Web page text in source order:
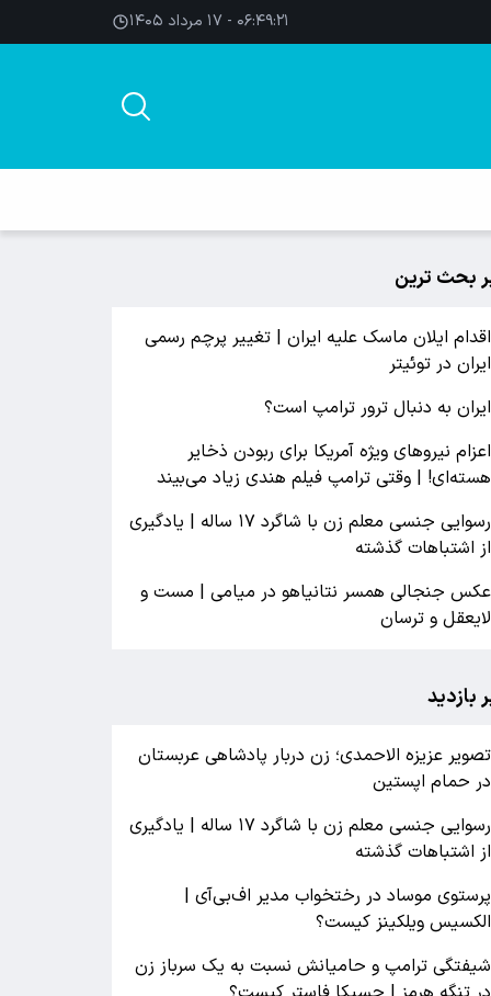
۰۶:۴۹:۲۲ - ۱۷ مرداد ۱۴۰۵
بحث ترین
اقدام ایلان ماسک علیه ایران | تغییر پرچم رسمی
ایران در توئیتر
ایران به دنبال ترور ترامپ است؟
اعزام نیروهای ویژه آمریکا برای ربودن ذخایر
هسته‌ای! | وقتی ترامپ فیلم هندی زیاد می‌بیند
رسوایی جنسی معلم زن با شاگرد ۱۷ ساله | یادگیری
از اشتباهات گذشته
عکس جنجالی همسر نتانیاهو در میامی | مست و
لایعقل و ترسان
بازدید
تصویر عزیزه الاحمدی؛ زن دربار پادشاهی عربستان
در حمام اپستین
رسوایی جنسی معلم زن با شاگرد ۱۷ ساله | یادگیری
از اشتباهات گذشته
پرستوی موساد در رختخواب مدیر اف‌بی‌آی |
الکسیس ویلکینز کیست؟
شیفتگی ترامپ و حامیانش نسبت به یک سرباز زن